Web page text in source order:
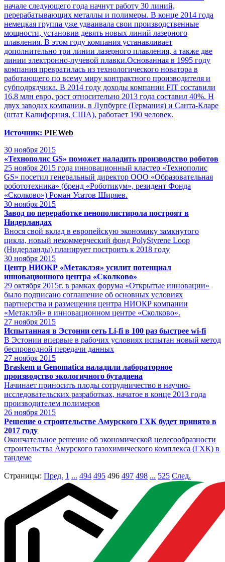
начале следующего года начнут работу 30 линий,
перерабатывающих металлы и полимеры. В конце 2014 года
немецкая группа уже удваивала свои производственные
мощности, установив девять новых линий лазерного
плавления. В этом году компания устанавливает
дополнительно три линии лазерного плавления, а также две
линии электронно-лучевой плавки.Основанная в 1995 году
компания превратилась из технологического новатора в
работающего по всему миру контрактного производителя и
субподрядчика. В 2014 году доходы компании FIT составили
16,8 млн евро, рост относительно 2013 года составил 40%. Н
двух заводах компании, в Лупбурге (Германия) и Санта-Кларе
(штат Калифорния, США), работает 190 человек.
Источник: PIEWeb
30 ноября 2015
«Технополис GS» поможет наладить производство роботов
25 ноября 2015 года инновационный кластер «Технополис
GS» посетил генеральный директор ООО «Образовательная
робототехника» (бренд «Роботикум», резидент Фонда
«Сколково») Роман Усатов Ширяев.
30 ноября 2015
Завод по переработке пенополистирола построят в
Нидерландах
Внося свой вклад в европейскую экономику замкнутого
цикла, новый некоммерческий фонд PolyStyrene Loop
(Нидерланды) планирует построить к 2018 году
30 ноября 2015
Центр НИОКР «Метаклэя» усилит потенциал
инновационного центра «Сколково»
29 октября 2015г. в рамках форума «Открытые инновации»
было подписано соглашение об основных условиях
партнерства и размещения центра НИОКР компании
«Метаклэй» в инновационном центре «Сколково».
27 ноября 2015
Испытанная в Эстонии сеть Li-fi в 100 раз быстрее wi-fi
В Эстонии впервые в рабочих условиях испытан новый метод
беспроводной передачи данных
27 ноября 2015
Braskem и Genomatica наладили лабораторное
производство экологичного бутадиена
Начинает приносить плоды сотрудничество в научно-
исследовательских разработках, начатое в конце 2013 года
производителем полимеров
26 ноября 2015
Решение о строительстве Амурского ГХК будет принято в
2017 году
Окончательное решение об экономической целесообразности
строительства Амурского газохимического комплекса (ГХК) в
тандеме
Страницы: Пред. 1 ... 494 495 496 497 498 ... 525 След.